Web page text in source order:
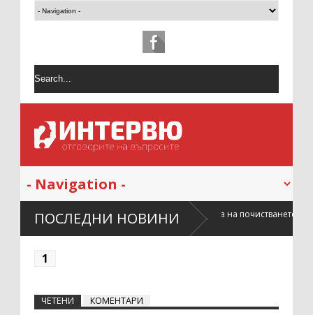
ПОСЛЕДНИ НОВИНИ
на жилището влияе върху сложността на почистването след
1
ЧЕТЕНИ КОМЕНТАРИ